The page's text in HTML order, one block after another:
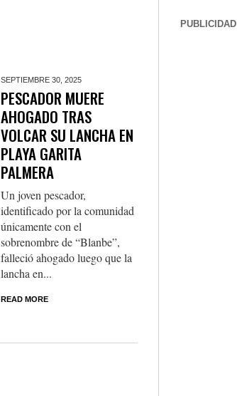
SEPTIEMBRE 30, 2025
PESCADOR MUERE
AHOGADO TRAS
VOLCAR SU LANCHA EN
PLAYA GARITA
PALMERA
Un joven pescador,
identificado por la comunidad
únicamente con el
sobrenombre de “Blanbe”,
falleció ahogado luego que la
lancha en...
READ MORE
PUBLICIDAD